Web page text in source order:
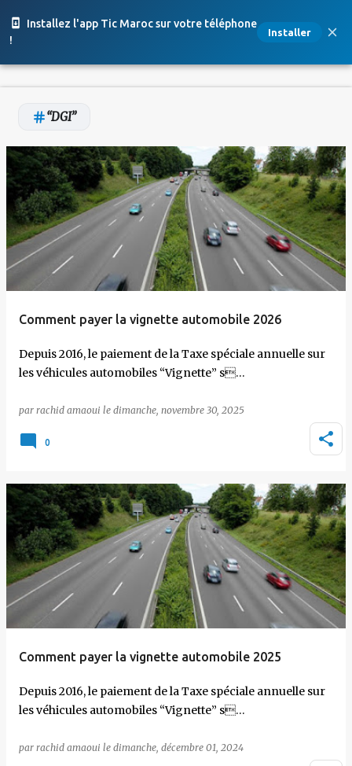
Installez l'app Tic Maroc sur votre téléphone
!
Installer
Accéder au contenu principal
DGI
A
t
Comment payer la vignette automobile 2026
Depuis 2016, le paiement de la Taxe spéciale annuelle sur
les véhicules automobiles “Vignette” s…
par rachid amaoui le dimanche, novembre 30, 2025
0
Comment payer la vignette automobile 2025
Depuis 2016, le paiement de la Taxe spéciale annuelle sur
les véhicules automobiles “Vignette” s…
par rachid amaoui le dimanche, décembre 01, 2024